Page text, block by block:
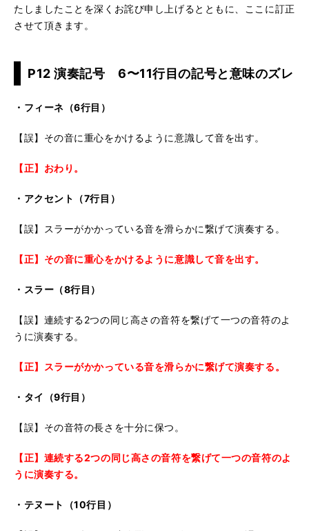
たしましたことを深くお詫び申し上げるとともに、ここに訂正
させて頂きます。
P12 演奏記号 6〜11行目の記号と意味のズレ
・フィーネ（6行目）
【誤】その音に重心をかけるように意識して音を出す。
【正】おわり。
・アクセント（7行目）
【誤】スラーがかかっている音を滑らかに繋げて演奏する。
【正】その音に重心をかけるように意識して音を出す。
・スラー（8行目）
【誤】連続する2つの同じ高さの音符を繋げて一つの音符のよ
うに演奏する。
【正】スラーがかかっている音を滑らかに繋げて演奏する。
・タイ（9行目）
【誤】その音符の長さを十分に保つ。
【正】連続する2つの同じ高さの音符を繋げて一つの音符のよ
うに演奏する。
・テヌート（10行目）